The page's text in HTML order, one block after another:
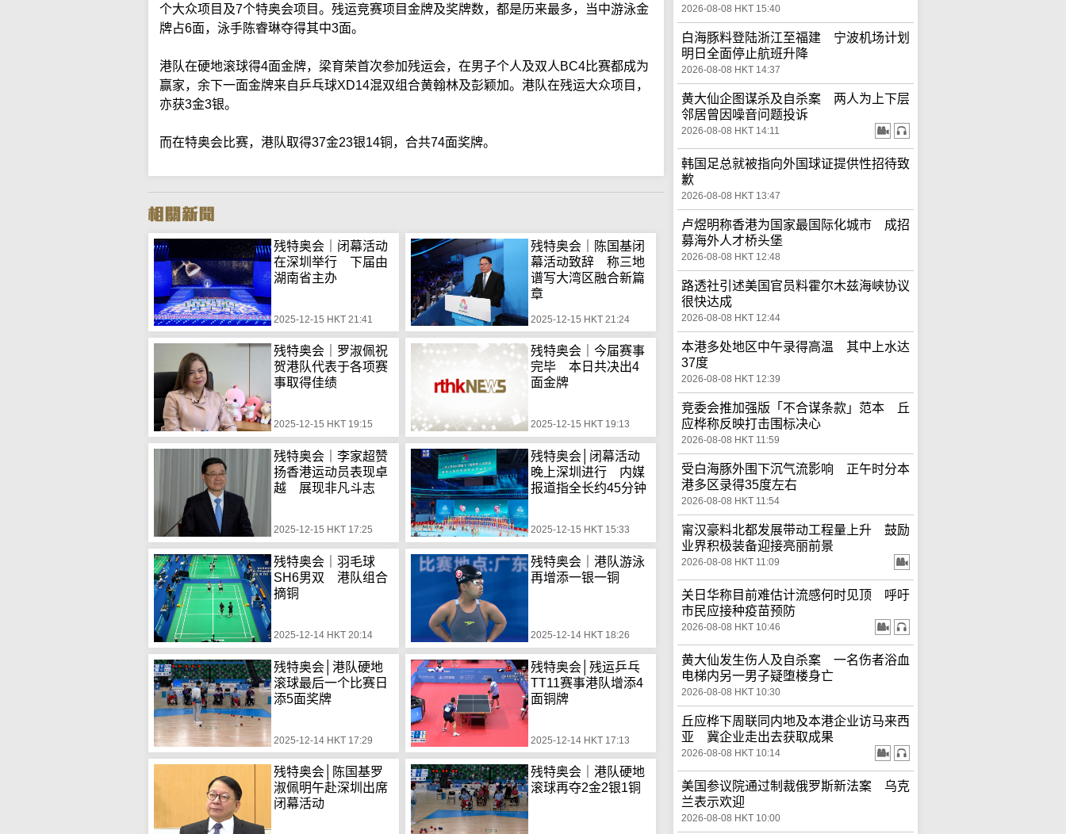
个大众项目及7个特奥会项目。残运竞赛项目金牌及奖牌数，都是历来最多，当中游泳金
牌占6面，泳手陈睿琳夺得其中3面。
港队在硬地滚球得4面金牌，梁育荣首次参加残运会，在男子个人及双人BC4比赛都成为
赢家，余下一面金牌来自乒乓球XD14混双组合黄翰林及彭颖加。港队在残运大众项目，
亦获3金3银。
而在特奥会比赛，港队取得37金23银14铜，合共74面奖牌。
残特奥会｜闭幕活动
在深圳举行 下届由
湖南省主办
2025-12-15 HKT 21:41
残特奥会｜陈国基闭
幕活动致辞 称三地
谱写大湾区融合新篇
章
2025-12-15 HKT 21:24
残特奥会｜罗淑佩祝
贺港队代表于各项赛
事取得佳绩
2025-12-15 HKT 19:15
残特奥会｜今届赛事
完毕 本日共决出4
面金牌
2025-12-15 HKT 19:13
残特奥会｜李家超赞
扬香港运动员表现卓
越 展现非凡斗志
2025-12-15 HKT 17:25
残特奥会│闭幕活动
晚上深圳进行 内媒
报道指全长约45分钟
2025-12-15 HKT 15:33
残特奥会｜羽毛球
SH6男双 港队组合
摘铜
2025-12-14 HKT 20:14
残特奥会｜港队游泳
再增添一银一铜
2025-12-14 HKT 18:26
残特奥会│港队硬地
滚球最后一个比赛日
添5面奖牌
2025-12-14 HKT 17:29
残特奥会│残运乒乓
TT11赛事港队增添4
面铜牌
2025-12-14 HKT 17:13
残特奥会│陈国基罗
淑佩明午赴深圳出席
闭幕活动
残特奥会｜港队硬地
滚球再夺2金2银1铜
2026-08-08 HKT 15:40
白海豚料登陆浙江至福建 宁波机场计划
明日全面停止航班升降
2026-08-08 HKT 14:37
黄大仙企图谋杀及自杀案 两人为上下层
邻居曾因噪音问题投诉
2026-08-08 HKT 14:11
韩国足总就被指向外国球证提供性招待致
歉
2026-08-08 HKT 13:47
卢煜明称香港为国家最国际化城市 成招
募海外人才桥头堡
2026-08-08 HKT 12:48
路透社引述美国官员料霍尔木兹海峡协议
很快达成
2026-08-08 HKT 12:44
本港多处地区中午录得高温 其中上水达
37度
2026-08-08 HKT 12:39
竞委会推加强版「不合谋条款」范本 丘
应桦称反映打击围标决心
2026-08-08 HKT 11:59
受白海豚外围下沉气流影响 正午时分本
港多区录得35度左右
2026-08-08 HKT 11:54
甯汉豪料北都发展带动工程量上升 鼓励
业界积极装备迎接亮丽前景
2026-08-08 HKT 11:09
关日华称目前难估计流感何时见顶 呼吁
市民应接种疫苗预防
2026-08-08 HKT 10:46
黄大仙发生伤人及自杀案 一名伤者浴血
电梯内另一男子疑堕楼身亡
2026-08-08 HKT 10:30
丘应桦下周联同内地及本港企业访马来西
亚 冀企业走出去获取成果
2026-08-08 HKT 10:14
美国参议院通过制裁俄罗斯新法案 乌克
兰表示欢迎
2026-08-08 HKT 10:00